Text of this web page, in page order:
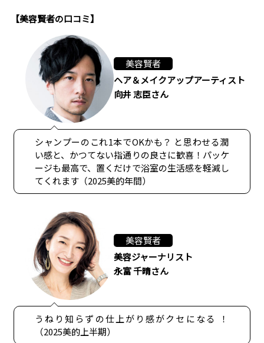
【美容賢者の口コミ】
美容賢者
ヘア＆メイクアップアーティスト
向井 志臣さん
シャンプーのこれ1本でOKかも？ と思わせる潤
い感と、かつてない指通りの良さに歓喜！パッケ
ージも最高で、置くだけで浴室の生活感を軽減し
てくれます（2025美的年間）
美容賢者
美容ジャーナリスト
永富 千晴さん
うねり知らずの仕上がり感がクセになる ！
（2025美的上半期）